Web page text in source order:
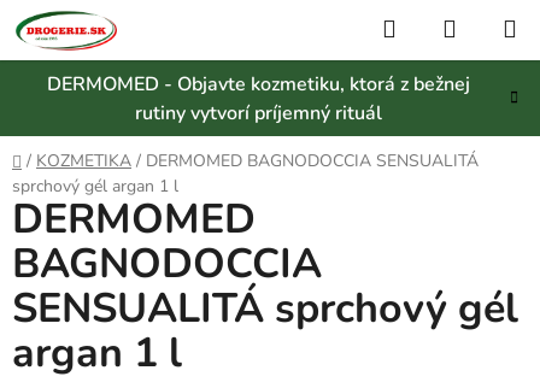
Prejsť
na
obsah
DERMOMED - Objavte kozmetiku, ktorá z bežnej
rutiny vytvorí príjemný rituál
Hľadať
KOŠÍK
Domov
/ KOZMETIKA / DERMOMED BAGNODOCCIA SENSUALITÁ
sprchový gél argan 1 l
DERMOMED
BAGNODOCCIA
SENSUALITÁ sprchový gél
argan 1 l